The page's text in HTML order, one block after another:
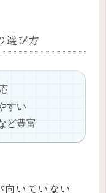
選び方
すい
ど豊富
いていない